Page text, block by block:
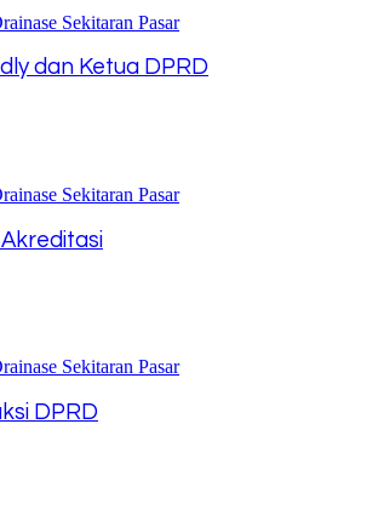
dan Ketua DPRD
DPRD